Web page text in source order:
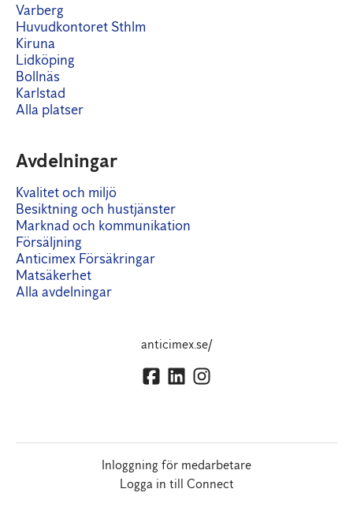
Varberg
Huvudkontoret Sthlm
Kiruna
Lidköping
Bollnäs
Karlstad
Alla platser
Avdelningar
Kvalitet och miljö
Besiktning och hustjänster
Marknad och kommunikation
Försäljning
Anticimex Försäkringar
Matsäkerhet
Alla avdelningar
anticimex.se/
Inloggning för medarbetare
Logga in till Connect